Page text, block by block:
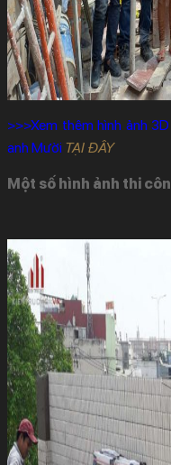
>>>Xem thêm hình ảnh
anh Mười TẠI ĐÂY
Một số hình ảnh thi